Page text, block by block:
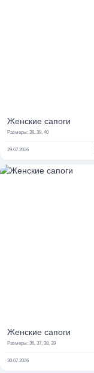
Женские сапоги
Размеры: 38, 39, 40
29.07.2026
Женские сапоги
Размеры: 36, 37, 38, 39
30.07.2026